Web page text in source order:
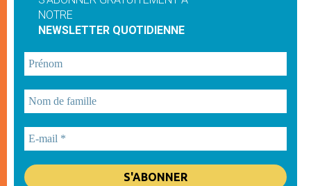
NOTRE
NEWSLETTER QUOTIDIENNE